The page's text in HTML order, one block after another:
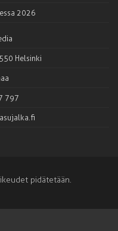
2026
Helsinki
797
pidätetään.